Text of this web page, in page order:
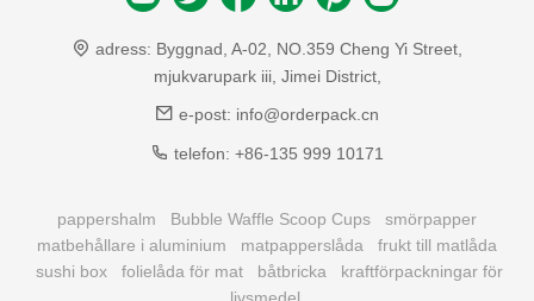
adress: Byggnad, A-02, NO.359 Cheng Yi Street,
mjukvarupark iii, Jimei District,
e-post: info@orderpack.cn
telefon: +86-135 999 10171
pappershalm Bubble Waffle Scoop Cups
smörpapper
matbehållare i aluminium
matpapperslåda
frukt till matlåda
sushi box
folielåda för mat båtbricka
kraftförpackningar för